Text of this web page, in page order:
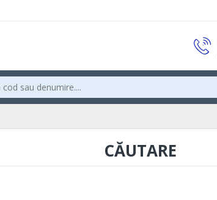
CĂUTARE